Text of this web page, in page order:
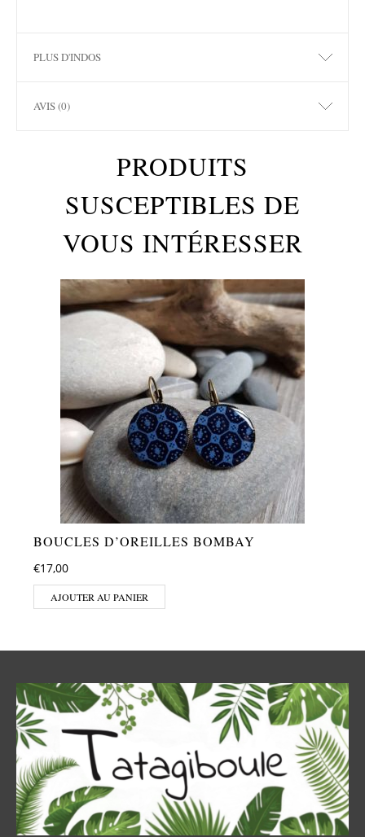
PLUS D'INDOS
AVIS (0)
PRODUITS
SUSCEPTIBLES DE
VOUS INTÉRESSER
BOUCLES D’OREILLES BOMBAY
€17,00
AJOUTER AU PANIER